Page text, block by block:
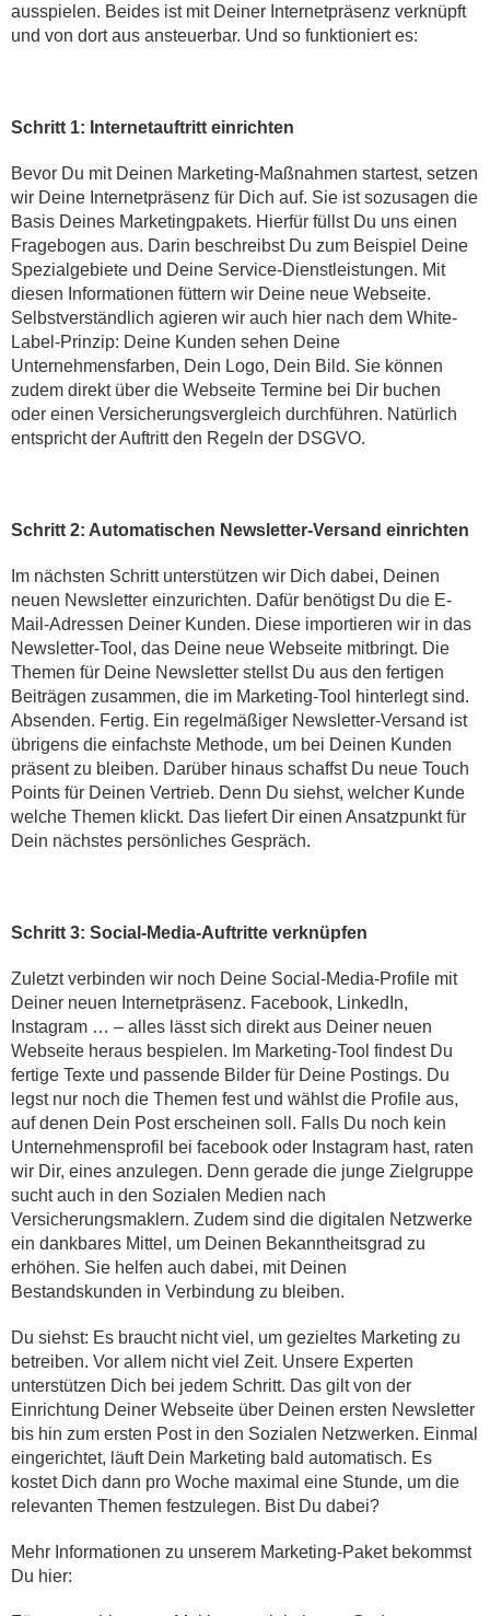
ausspielen. Beides ist mit Deiner Internetpräsenz verknüpft
und von dort aus ansteuerbar. Und so funktioniert es:
Schritt 1: Internetauftritt einrichten
Bevor Du mit Deinen Marketing-Maßnahmen startest, setzen
wir Deine Internetpräsenz für Dich auf. Sie ist sozusagen die
Basis Deines Marketingpakets. Hierfür füllst Du uns einen
Fragebogen aus. Darin beschreibst Du zum Beispiel Deine
Spezialgebiete und Deine Service-Dienstleistungen. Mit
diesen Informationen füttern wir Deine neue Webseite.
Selbstverständlich agieren wir auch hier nach dem White-
Label-Prinzip: Deine Kunden sehen Deine
Unternehmensfarben, Dein Logo, Dein Bild. Sie können
zudem direkt über die Webseite Termine bei Dir buchen
oder einen Versicherungsvergleich durchführen. Natürlich
entspricht der Auftritt den Regeln der DSGVO.
Schritt 2: Automatischen Newsletter-Versand einrichten
Im nächsten Schritt unterstützen wir Dich dabei, Deinen
neuen Newsletter einzurichten. Dafür benötigst Du die E-
Mail-Adressen Deiner Kunden. Diese importieren wir in das
Newsletter-Tool, das Deine neue Webseite mitbringt. Die
Themen für Deine Newsletter stellst Du aus den fertigen
Beiträgen zusammen, die im Marketing-Tool hinterlegt sind.
Absenden. Fertig. Ein regelmäßiger Newsletter-Versand ist
übrigens die einfachste Methode, um bei Deinen Kunden
präsent zu bleiben. Darüber hinaus schaffst Du neue Touch
Points für Deinen Vertrieb. Denn Du siehst, welcher Kunde
welche Themen klickt. Das liefert Dir einen Ansatzpunkt für
Dein nächstes persönliches Gespräch.
Schritt 3: Social-Media-Auftritte verknüpfen
Zuletzt verbinden wir noch Deine Social-Media-Profile mit
Deiner neuen Internetpräsenz. Facebook, LinkedIn,
Instagram … – alles lässt sich direkt aus Deiner neuen
Webseite heraus bespielen. Im Marketing-Tool findest Du
fertige Texte und passende Bilder für Deine Postings. Du
legst nur noch die Themen fest und wählst die Profile aus,
auf denen Dein Post erscheinen soll. Falls Du noch kein
Unternehmensprofil bei facebook oder Instagram hast, raten
wir Dir, eines anzulegen. Denn gerade die junge Zielgruppe
sucht auch in den Sozialen Medien nach
Versicherungsmaklern. Zudem sind die digitalen Netzwerke
ein dankbares Mittel, um Deinen Bekanntheitsgrad zu
erhöhen. Sie helfen auch dabei, mit Deinen
Bestandskunden in Verbindung zu bleiben.
Du siehst: Es braucht nicht viel, um gezieltes Marketing zu
betreiben. Vor allem nicht viel Zeit. Unsere Experten
unterstützen Dich bei jedem Schritt. Das gilt von der
Einrichtung Deiner Webseite über Deinen ersten Newsletter
bis hin zum ersten Post in den Sozialen Netzwerken. Einmal
eingerichtet, läuft Dein Marketing bald automatisch. Es
kostet Dich dann pro Woche maximal eine Stunde, um die
relevanten Themen festzulegen. Bist Du dabei?
Mehr Informationen zu unserem Marketing-Paket bekommst
Du hier: